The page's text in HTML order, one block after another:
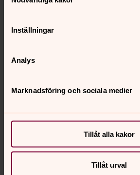
Inställningar
Analys
Marknadsföring och sociala medier
Tillåt alla kakor
Tillåt urval
Av tradition döps de flesta
vitt men du väljer själv om det
I den kristna traditionen har de
vit dräkt som en symbol för att alla
Den vita färgen påminner oss också
spädbarn döps är dopklänningen